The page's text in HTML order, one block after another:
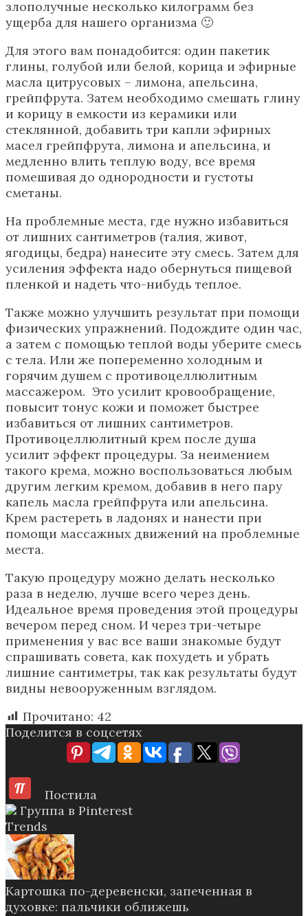
злополучные несколько килограмм без
ущерба для нашего организма 🙂
Для этого вам понадобится: один пакетик
глины, голубой или белой, корица и эфирные
масла цитрусовых – лимона, апельсина,
грейпфрута. Затем необходимо смешать глину
и корицу в емкости из керамики или
стеклянной, добавить три капли эфирных
масел грейпфрута, лимона и апельсина, и
медленно влить теплую воду, все время
помешивая до однородности и густоты
сметаны.
На проблемные места, где нужно избавиться
от лишних сантиметров (талия, живот,
ягодицы, бедра) нанесите эту смесь. Затем для
усиления эффекта надо обернуться пищевой
пленкой и надеть что-нибудь теплое.
Также можно улучшить результат при помощи
физических упражнений. Подождите один час,
а затем с помощью теплой воды уберите смесь
с тела. Или же попеременно холодным и
горячим душем с противоцеллюлитным
массажером. Это усилит кровообращение,
повысит тонус кожи и поможет быстрее
избавиться от лишних сантиметров.
Противоцеллюлитный крем после душа
усилит эффект процедуры. За неимением
такого крема, можно воспользоваться любым
другим легким кремом, добавив в него пару
капель масла грейпфрута или апельсина.
Крем растереть в ладонях и нанести при
помощи массажных движений на проблемные
места.
Такую процедуру можно делать несколько
раза в неделю, лучше всего через день.
Идеальное время проведения этой процедуры
вечером перед сном. И через три-четыре
применения у вас все ваши знакомые будут
спрашивать совета, как похудеть и убрать
лишние сантиметры, так как результаты будут
видны невооруженным взглядом.
Прочитано: 42
Поделится в соцсетях
Постила
Группа в Pinterest
Trends
Картошка по-деревенски, запеченная в
духовке: пальчики оближешь